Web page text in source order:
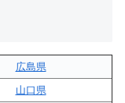
広島県
山口県